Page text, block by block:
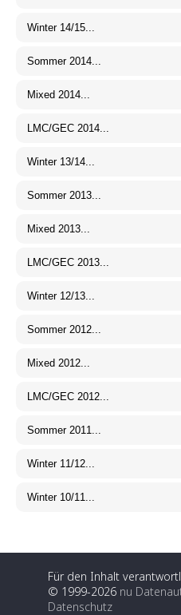
Für den Inhalt
© 1999-2026 nu
Datenschutz